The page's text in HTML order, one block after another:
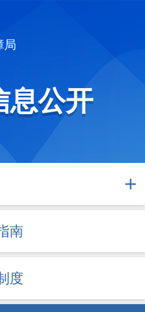
局
息公开
南
度